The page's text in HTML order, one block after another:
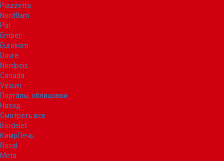
Piazzetta
Nordflam
Pal
Ember
Eurokom
Dovre
Nordpeis
Canada
Vesuvi
Порталы, облицовки
Назад
Смотреть все
Bordelet
КимрПечь
Rocal
Meta